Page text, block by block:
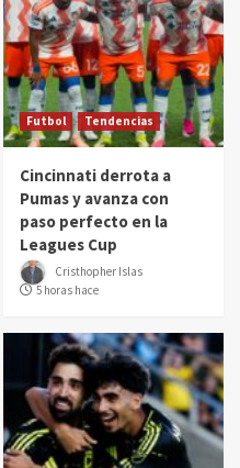
Futbol Tendencias
Cincinnati derrota a
Pumas y avanza con
paso perfecto en la
Leagues Cup
Cristhopher Islas
5 horas hace